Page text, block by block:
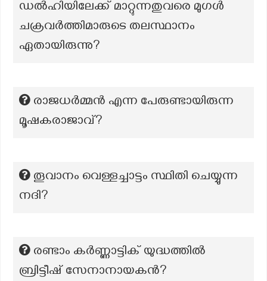
ഡൽഹിയിലേക്ക് മാറ്റുന്നതുവരെ മുഗൾ
ചക്രവർത്തിമാരുടെ തലസ്ഥാനം
ഏതായിരുന്നു?
രാജധർമ്മൻ എന്ന പേരുണ്ടായിരുന്ന
മൂഷകരാജാവ്?
തൂവാനം വെള്ളച്ചാട്ടം സ്ഥിതി ചെയ്യുന്ന
നദി?
രണ്ടാം കർണ്ണാട്ടിക് യുദ്ധത്തിൽ
ബ്രിട്ടീഷ് സേനാനായകൻ?